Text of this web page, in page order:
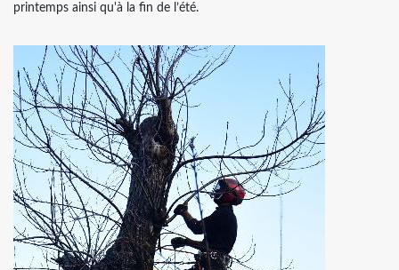
printemps ainsi qu'à la fin de l’été.